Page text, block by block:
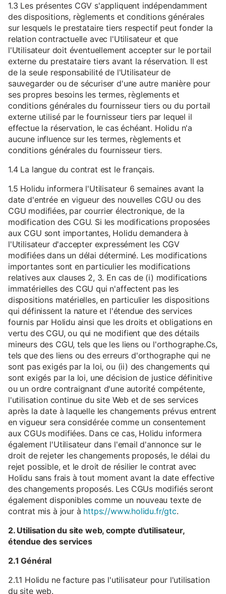
1.3 Les présentes CGV s'appliquent indépendamment
des dispositions, règlements et conditions générales
sur lesquels le prestataire tiers respectif peut fonder la
relation contractuelle avec l'Utilisateur et que
l'Utilisateur doit éventuellement accepter sur le portail
externe du prestataire tiers avant la réservation. Il est
de la seule responsabilité de l'Utilisateur de
sauvegarder ou de sécuriser d'une autre manière pour
ses propres besoins les termes, règlements et
conditions générales du fournisseur tiers ou du portail
externe utilisé par le fournisseur tiers par lequel il
effectue la réservation, le cas échéant. Holidu n'a
aucune influence sur les termes, règlements et
conditions générales du fournisseur tiers.
1.4 La langue du contrat est le français.
1.5 Holidu informera l'Utilisateur 6 semaines avant la
date d'entrée en vigueur des nouvelles CGU ou des
CGU modifiées, par courrier électronique, de la
modification des CGU. Si les modifications proposées
aux CGU sont importantes, Holidu demandera à
l'Utilisateur d'accepter expressément les CGV
modifiées dans un délai déterminé. Les modifications
importantes sont en particulier les modifications
relatives aux clauses 2, 3. En cas de (i) modifications
immatérielles des CGU qui n'affectent pas les
dispositions matérielles, en particulier les dispositions
qui définissent la nature et l'étendue des services
fournis par Holidu ainsi que les droits et obligations en
vertu des CGU, ou qui ne modifient que des détails
mineurs des CGU, tels que les liens ou l'orthographe.Cs,
tels que des liens ou des erreurs d'orthographe qui ne
sont pas exigés par la loi, ou (ii) des changements qui
sont exigés par la loi, une décision de justice définitive
ou un ordre contraignant d'une autorité compétente,
l'utilisation continue du site Web et de ses services
après la date à laquelle les changements prévus entrent
en vigueur sera considérée comme un consentement
aux CGUs modifiées. Dans ce cas, Holidu informera
également l'Utilisateur dans l'email d'annonce sur le
droit de rejeter les changements proposés, le délai du
rejet possible, et le droit de résilier le contrat avec
Holidu sans frais à tout moment avant la date effective
des changements proposés. Les CGUs modifiés seront
également disponibles comme un nouveau texte de
contrat mis à jour à https://www.holidu.fr/gtc.
2. Utilisation du site web, compte d'utilisateur,
étendue des services
2.1 Général
2.1.1 Holidu ne facture pas l'utilisateur pour l'utilisation
du site web.